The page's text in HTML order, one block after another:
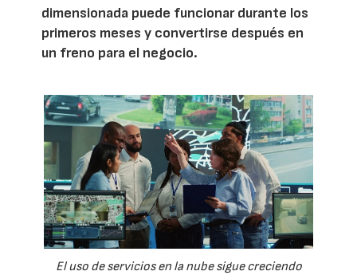
dimensionada puede funcionar durante los
primeros meses y convertirse después en
un freno para el negocio.
El uso de servicios en la nube sigue creciendo